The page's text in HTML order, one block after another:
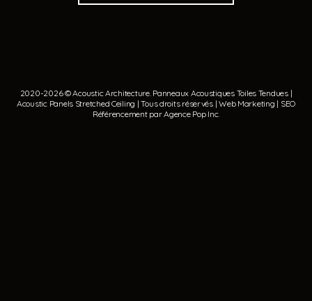
2020-2026 © Acoustic Architecture. Panneaux Acoustiques Toiles Tendues|
Acoustic Panels Stretched Ceiling | Tous droits réservés | Web Marketing | SEO
Référencement parAgence Pop Inc.